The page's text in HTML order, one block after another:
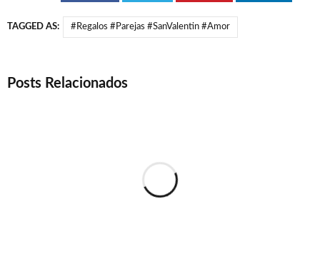
TAGGED AS: #Regalos #Parejas #SanValentin #Amor
Posts Relacionados